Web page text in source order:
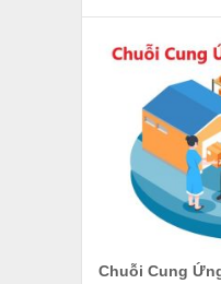
Chuỗi Cung